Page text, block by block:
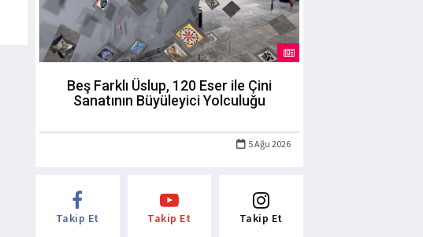
Beş Farklı Üslup, 120 Eser ile Çini
Sanatının Büyüleyici Yolculuğu
5 Ağu 2026
Takip Et Takip Et Takip Et